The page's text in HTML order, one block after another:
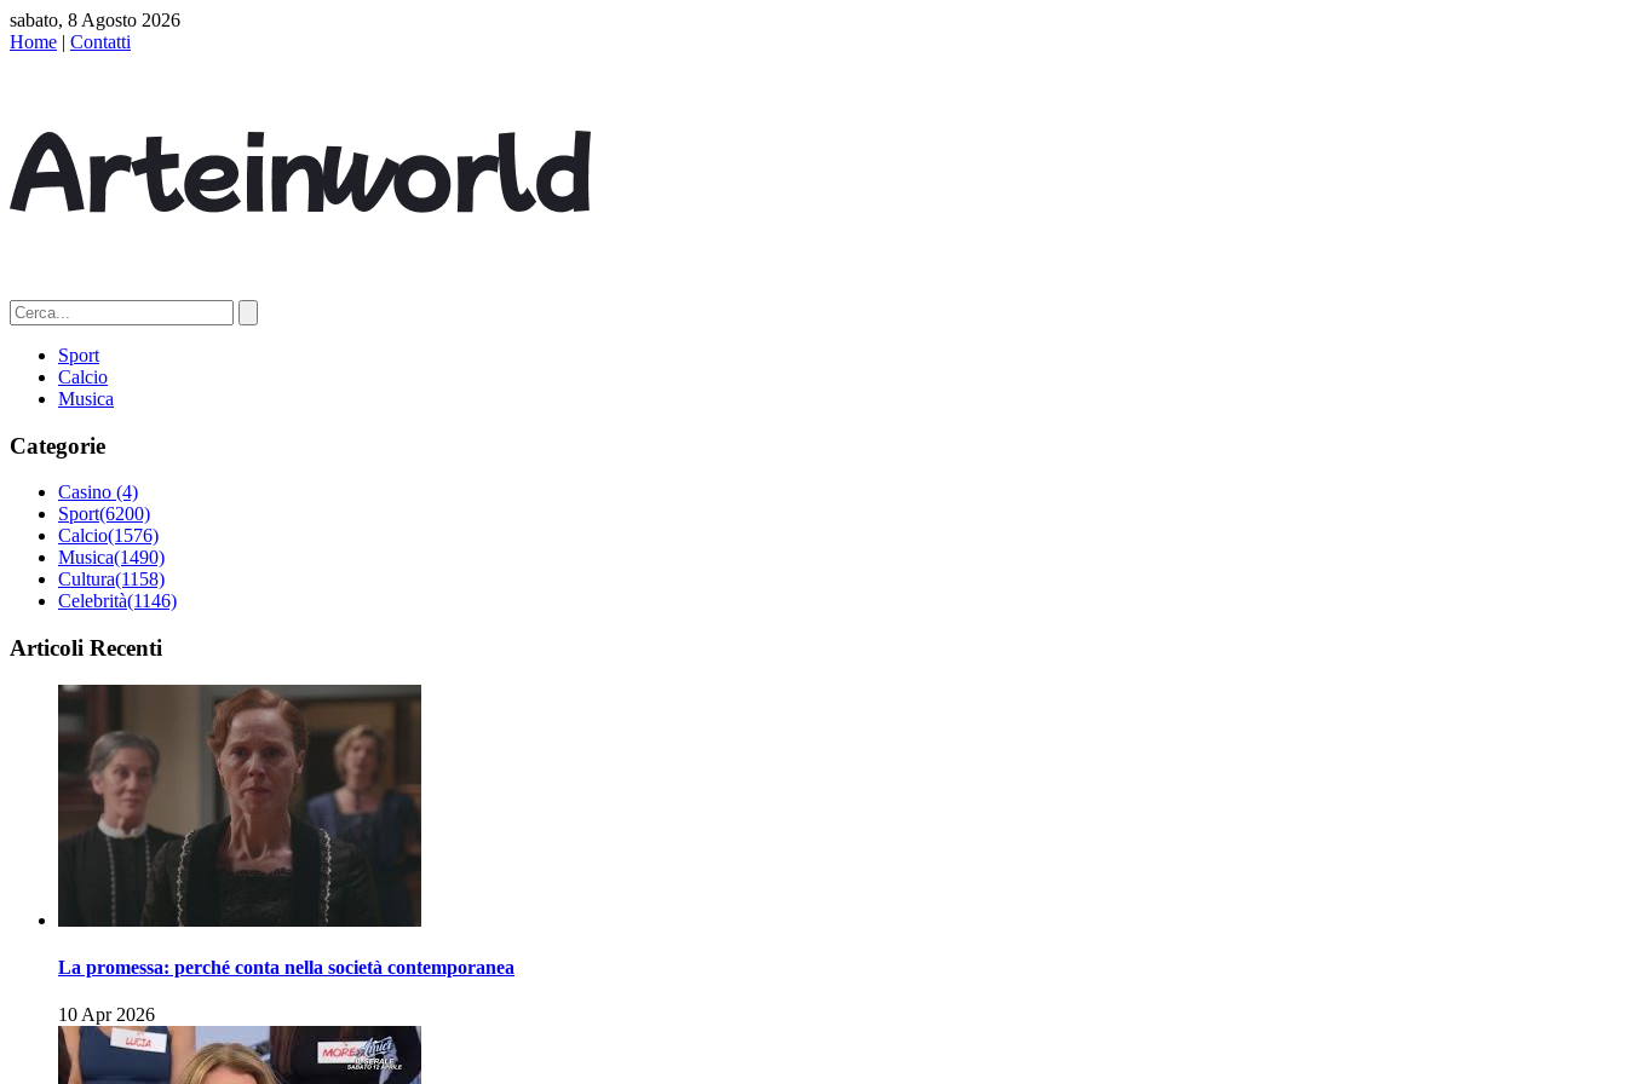
sabato, 8 Agosto 2026
Home | Contatti
Sport
Calcio
Musica
Categorie
Casino (4)
Sport(6200)
Calcio(1576)
Musica(1490)
Cultura(1158)
Celebrità(1146)
Articoli Recenti
La promessa: perché conta nella società contemporanea
10 Apr 2026